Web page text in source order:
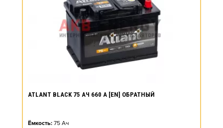
ATLANT BLACK 75 АЧ 660 А [EN] ОБРАТНЫЙ
Ёмкость: 75 Ач